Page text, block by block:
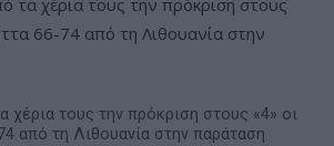
χέρια τους την πρόκριση στους «4» οι
από τη Λιθουανία στην παράταση